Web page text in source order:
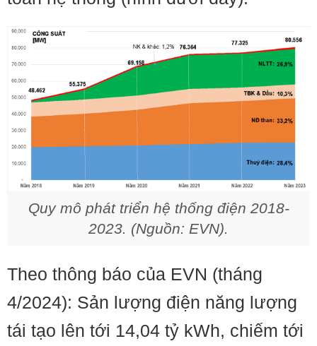
Quy mô phát triển hệ thống điện 2018-
2023. (Nguồn: EVN).
Theo thông báo của EVN (tháng
4/2024): Sản lượng điện năng lượng
tái tạo lên tới 14,04 tỷ kWh, chiếm tới